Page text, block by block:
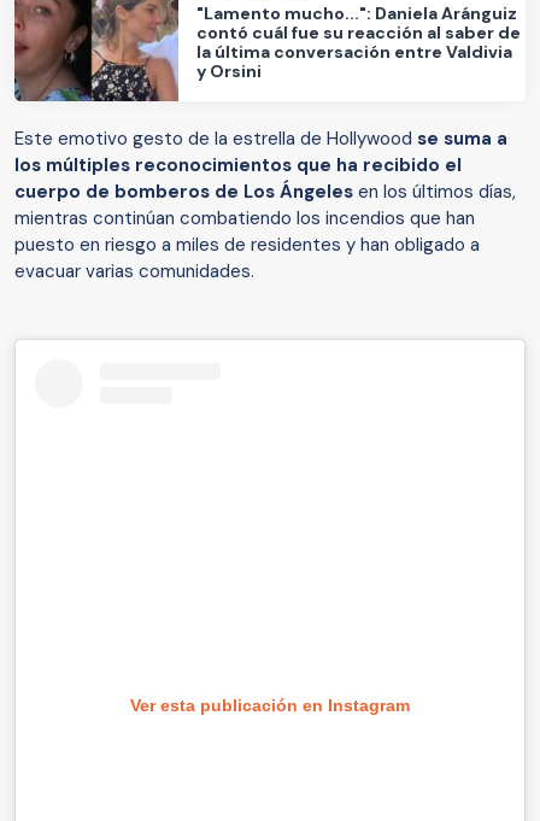
"Lamento mucho...": Daniela Aránguiz
contó cuál fue su reacción al saber de
la última conversación entre Valdivia
y Orsini
Este emotivo gesto de la estrella de Hollywood se suma a
los múltiples reconocimientos que ha recibido el
cuerpo de bomberos de Los Ángeles en los últimos días,
mientras continúan combatiendo los incendios que han
puesto en riesgo a miles de residentes y han obligado a
evacuar varias comunidades.
Ver esta publicación en Instagram